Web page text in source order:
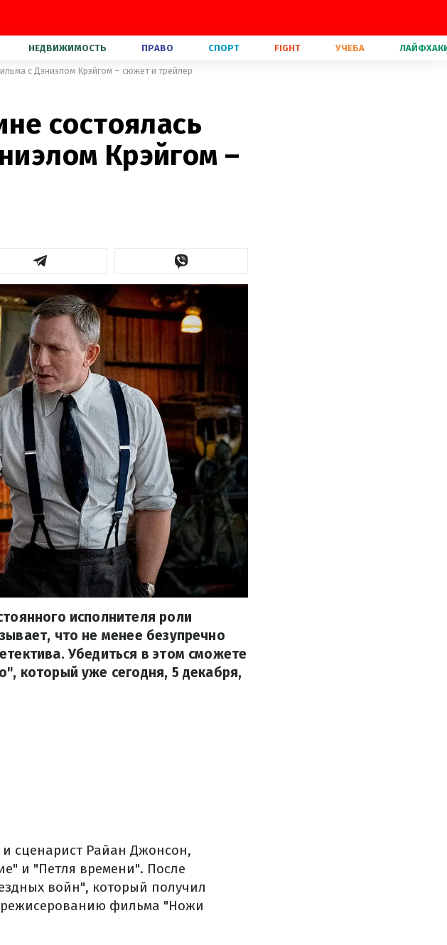
НЕДВИЖИМОСТЬ ПРАВО СПОРТ FIGHT УЧЕБА
с Дэниэлом Крэйгом – сюжет и трейлер
состоялась
Крэйгом –
исполнителя роли
что не менее безупречно
Убедиться в этом сможете
который уже сегодня, 5 декабря,
сценарист Райан Джонсон,
и "Петля времени". После
войн", который получил
фильма "Ножи